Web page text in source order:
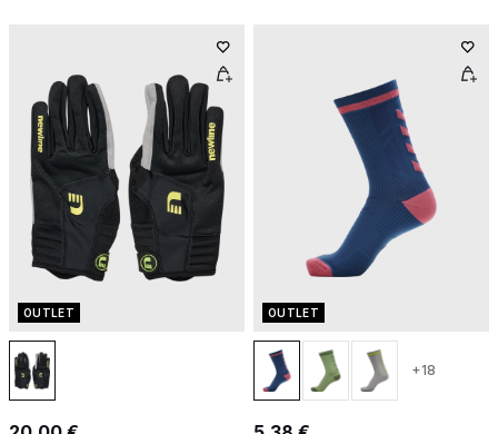
OUTLET OUTLET
+18